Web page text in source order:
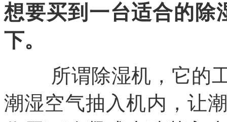
想要买到一台适合的除
下。
所谓除湿机，它的工
潮湿空气抽入机内，让